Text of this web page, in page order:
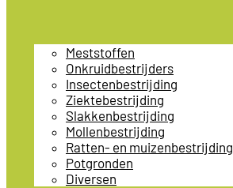
Meststoffen
Onkruidbestrijders
Insectenbestrijding
Ziektebestrijding
Slakkenbestrijding
Mollenbestrijding
Ratten- en muizenbestrijding
Potgronden
Diversen